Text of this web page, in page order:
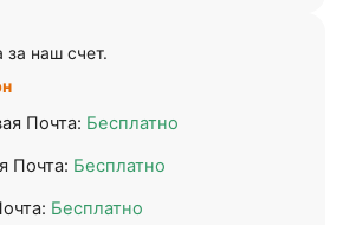
за наш счет.
Почта: Бесплатно
Почта: Бесплатно
Бесплатно